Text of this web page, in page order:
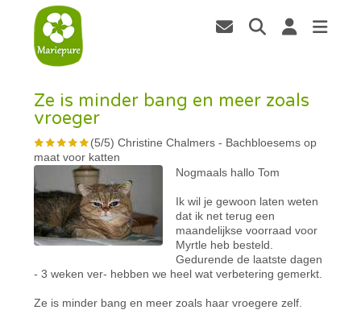
Ze is minder bang en meer zoals
vroeger
(5/5)Christine Chalmers - Bachbloesems op
maat voor katten
Nogmaals hallo Tom
Ik wil je gewoon laten weten
dat ik net terug een
maandelijkse voorraad voor
Myrtle heb besteld.
Gedurende de laatste dagen
- 3 weken ver- hebben we heel wat verbetering gemerkt.
Ze is minder bang en meer zoals haar vroegere zelf.